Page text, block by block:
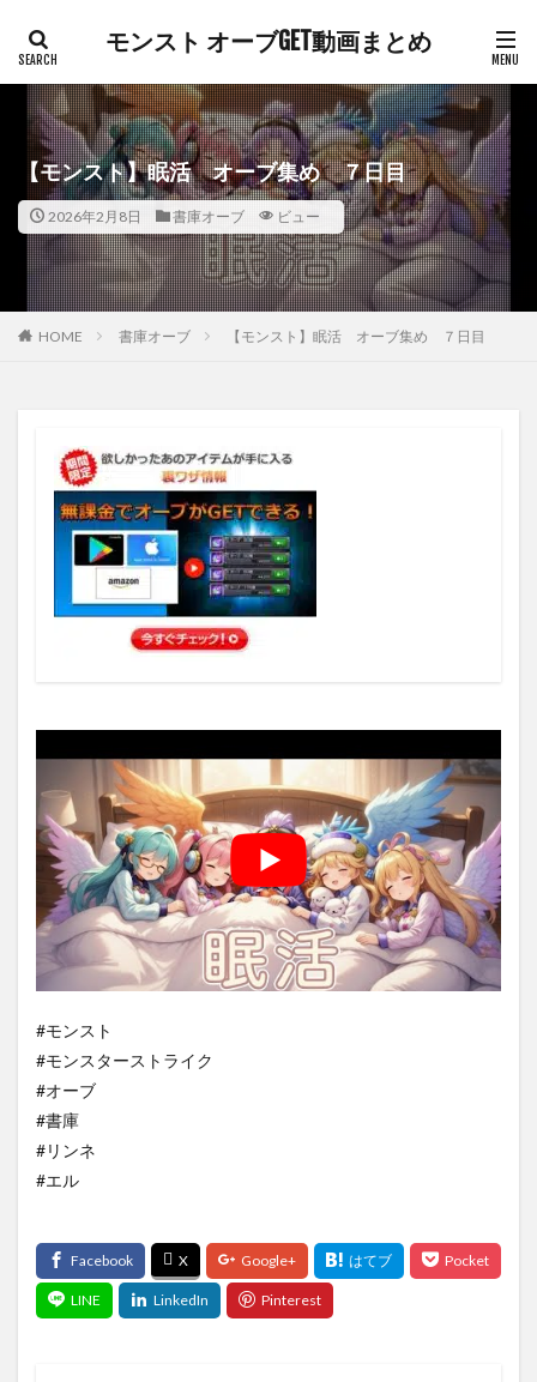
モンスト オーブGET動画まとめ
【モンスト】眠活 オーブ集め ７日目
2026年2月8日 書庫オーブ ビュー
HOME 書庫オーブ 【モンスト】眠活 オーブ集め ７日目
#モンスト
#モンスターストライク
#オーブ
#書庫
#リンネ
#エル